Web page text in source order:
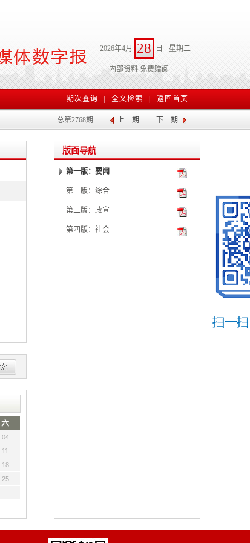
2026年4月 28 日 星期二
内部资料 免费赠阅
期次查询 全文检索 返回首页
上一期 下一期
总第2768期
版面导航
第一版：要闻
第二版：综合
第三版：政宣
第四版：社会
六
04
11
18
25